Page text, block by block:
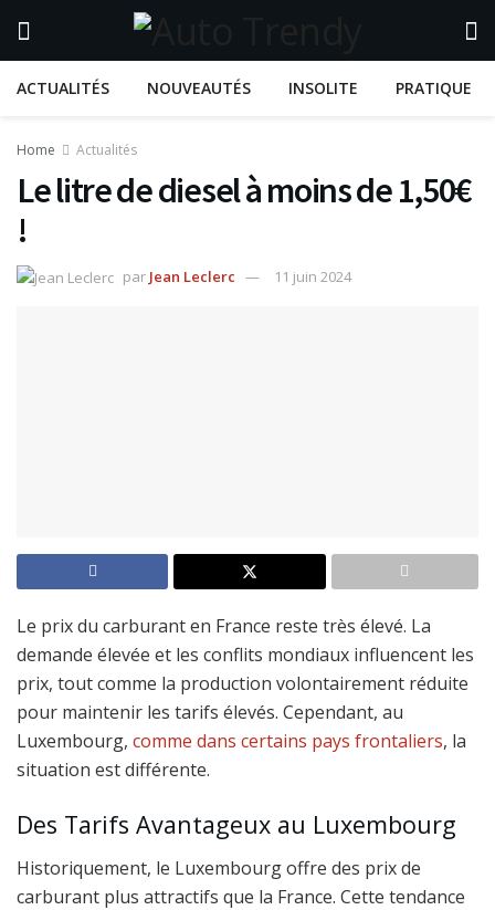
ACTUALITÉS NOUVEAUTÉS INSOLITE PRATIQUE
Home Actualités
Le litre de diesel à moins de 1,50€
!
par Jean Leclerc 11 juin 2024
Le prix du carburant en France reste très élevé. La
demande élevée et les conflits mondiaux influencent les
prix, tout comme la production volontairement réduite
pour maintenir les tarifs élevés. Cependant, au
Luxembourg, comme dans certains pays frontaliers, la
situation est différente.
Des Tarifs Avantageux au Luxembourg
Historiquement, le Luxembourg offre des prix de
carburant plus attractifs que la France. Cette tendance